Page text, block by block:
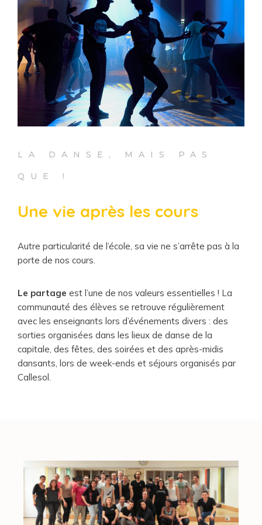
LA DANSE, MAIS PAS
QUE !
Une vie après les cours
Autre particularité de l’école, sa vie ne s’arrête pas à la
porte de nos cours.
Le partage est l’une de nos valeurs essentielles ! La
communauté des élèves se retrouve régulièrement
avec les enseignants lors d’événements divers : des
sorties organisées dans les lieux de danse de la
capitale, des fêtes, des soirées et des après-midis
dansants, lors de week-ends et séjours organisés par
Callesol.